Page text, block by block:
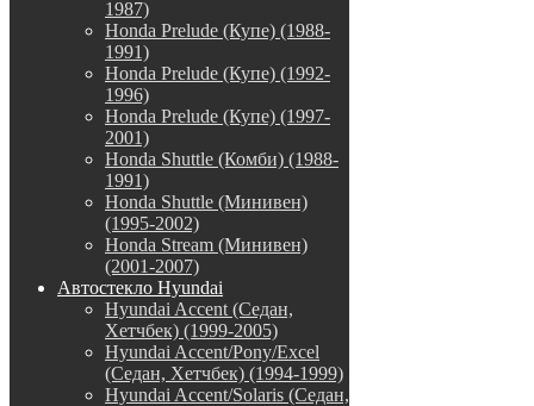
1987)
Honda Prelude (Купе) (1988-
1991)
Honda Prelude (Купе) (1992-
1996)
Honda Prelude (Купе) (1997-
2001)
Honda Shuttle (Комби) (1988-
1991)
Honda Shuttle (Минивен)
(1995-2002)
Honda Stream (Минивен)
(2001-2007)
Автостекло Hyundai
Hyundai Accent (Седан,
Хетчбек) (1999-2005)
Hyundai Accent/Pony/Excel
(Седан, Хетчбек) (1994-1999)
Hyundai Accent/Solaris (Седан,